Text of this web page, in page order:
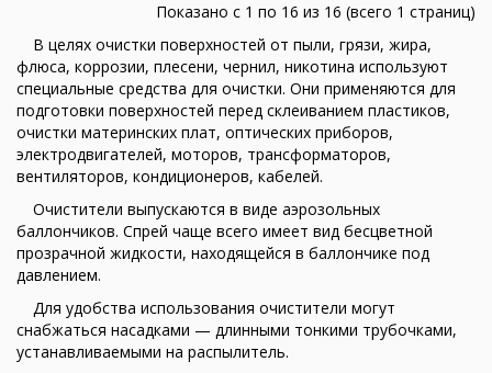
Показано с 1 по 16 из 16 (всего 1 страниц)
В целях очистки поверхностей от пыли, грязи, жира,
флюса, коррозии, плесени, чернил, никотина используют
специальные средства для очистки. Они применяются для
подготовки поверхностей перед склеиванием пластиков,
очистки материнских плат, оптических приборов,
электродвигателей, моторов, трансформаторов,
вентиляторов, кондиционеров, кабелей.
Очистители выпускаются в виде аэрозольных
баллончиков. Спрей чаще всего имеет вид бесцветной
прозрачной жидкости, находящейся в баллончике под
давлением.
Для удобства использования очистители могут
снабжаться насадками — длинными тонкими трубочками,
устанавливаемыми на распылитель.